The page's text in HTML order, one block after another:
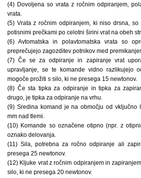
(4) Dovoljena so vrata z ročnim odpiranjem,
vrata.
(5) Vrata z ročnim odpiranjem, ki niso drsna, so
potisnimi prečkami po celotni širini vrat na obeh
(6) Avtomatska in polavtomatska vrata so
preprečujejo zagozditev potnikov med
(7) Če se za odpiranje in zapiranje vrat
upravljanje, se te komande vidno razlikujejo
mogoče prožiti s silo, ki ne presega 15 newtonov.
(8) Če sta tipka za odpiranje in tipka za
drugo, je tipka za odpiranje na vrhu.
(9) Sredina komand je na območju od vključno
mm nad tlemi.
(10) Komande so označene otipno (npr. z
oznako delovanja.
(11) Sila, potrebna za ročno odpiranje ali
presega 25 newtonov.
(12) Kljuke vrat z ročnim odpiranjem in
silo, ki ne presega 20 newtonov.